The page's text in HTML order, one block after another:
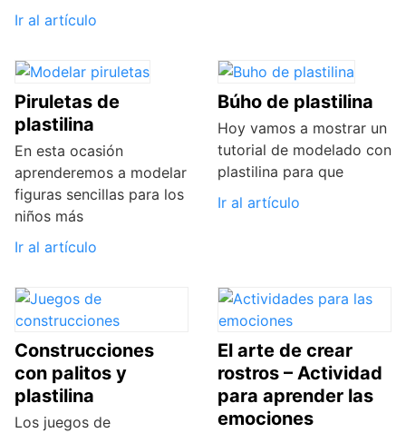
Ir al artículo
Piruletas de
plastilina
En esta ocasión
aprenderemos a modelar
figuras sencillas para los
niños más
Ir al artículo
Búho de plastilina
Hoy vamos a mostrar un
tutorial de modelado con
plastilina para que
Ir al artículo
Construcciones
con palitos y
plastilina
Los juegos de
El arte de crear
rostros – Actividad
para aprender las
emociones